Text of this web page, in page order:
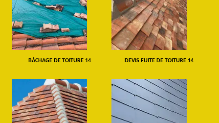
BÂCHAGE DE TOITURE 14 DEVIS FUITE DE TOITURE 14